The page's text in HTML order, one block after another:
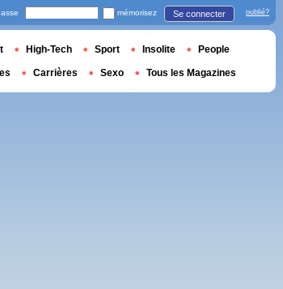
mémorisez Se connecter oublié?
High-Tech Sport Insolite People
Carrières Sexo Tous les Magazines